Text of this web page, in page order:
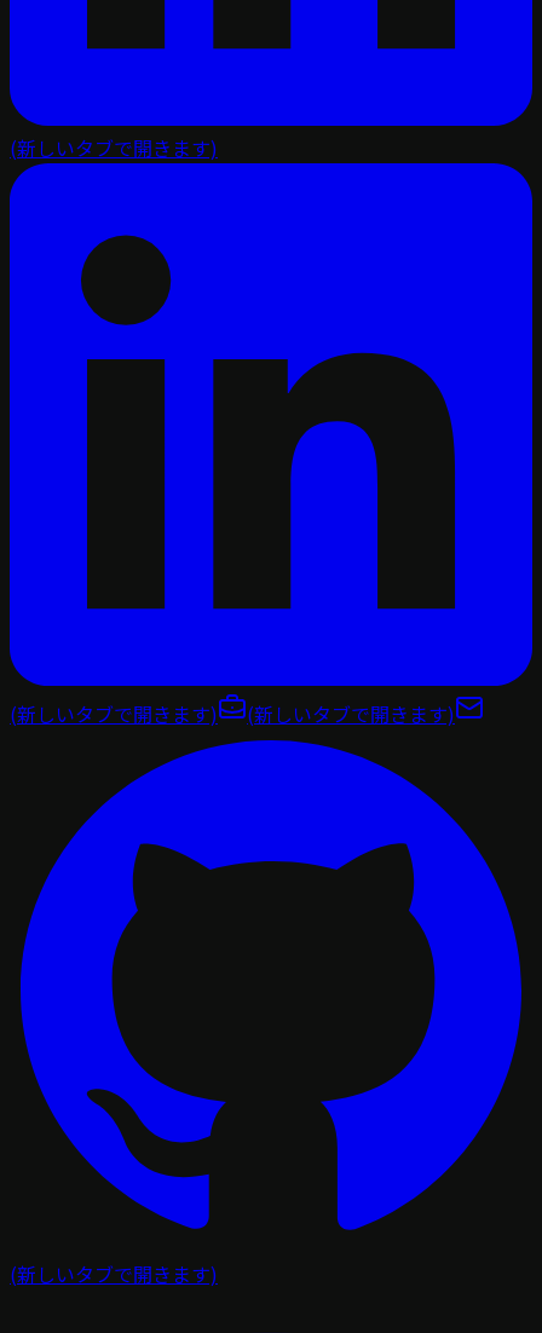
(新しいタブで開きます)
(新しいタブで開きます) (新しいタブで開きます)
(新しいタブで開きます)